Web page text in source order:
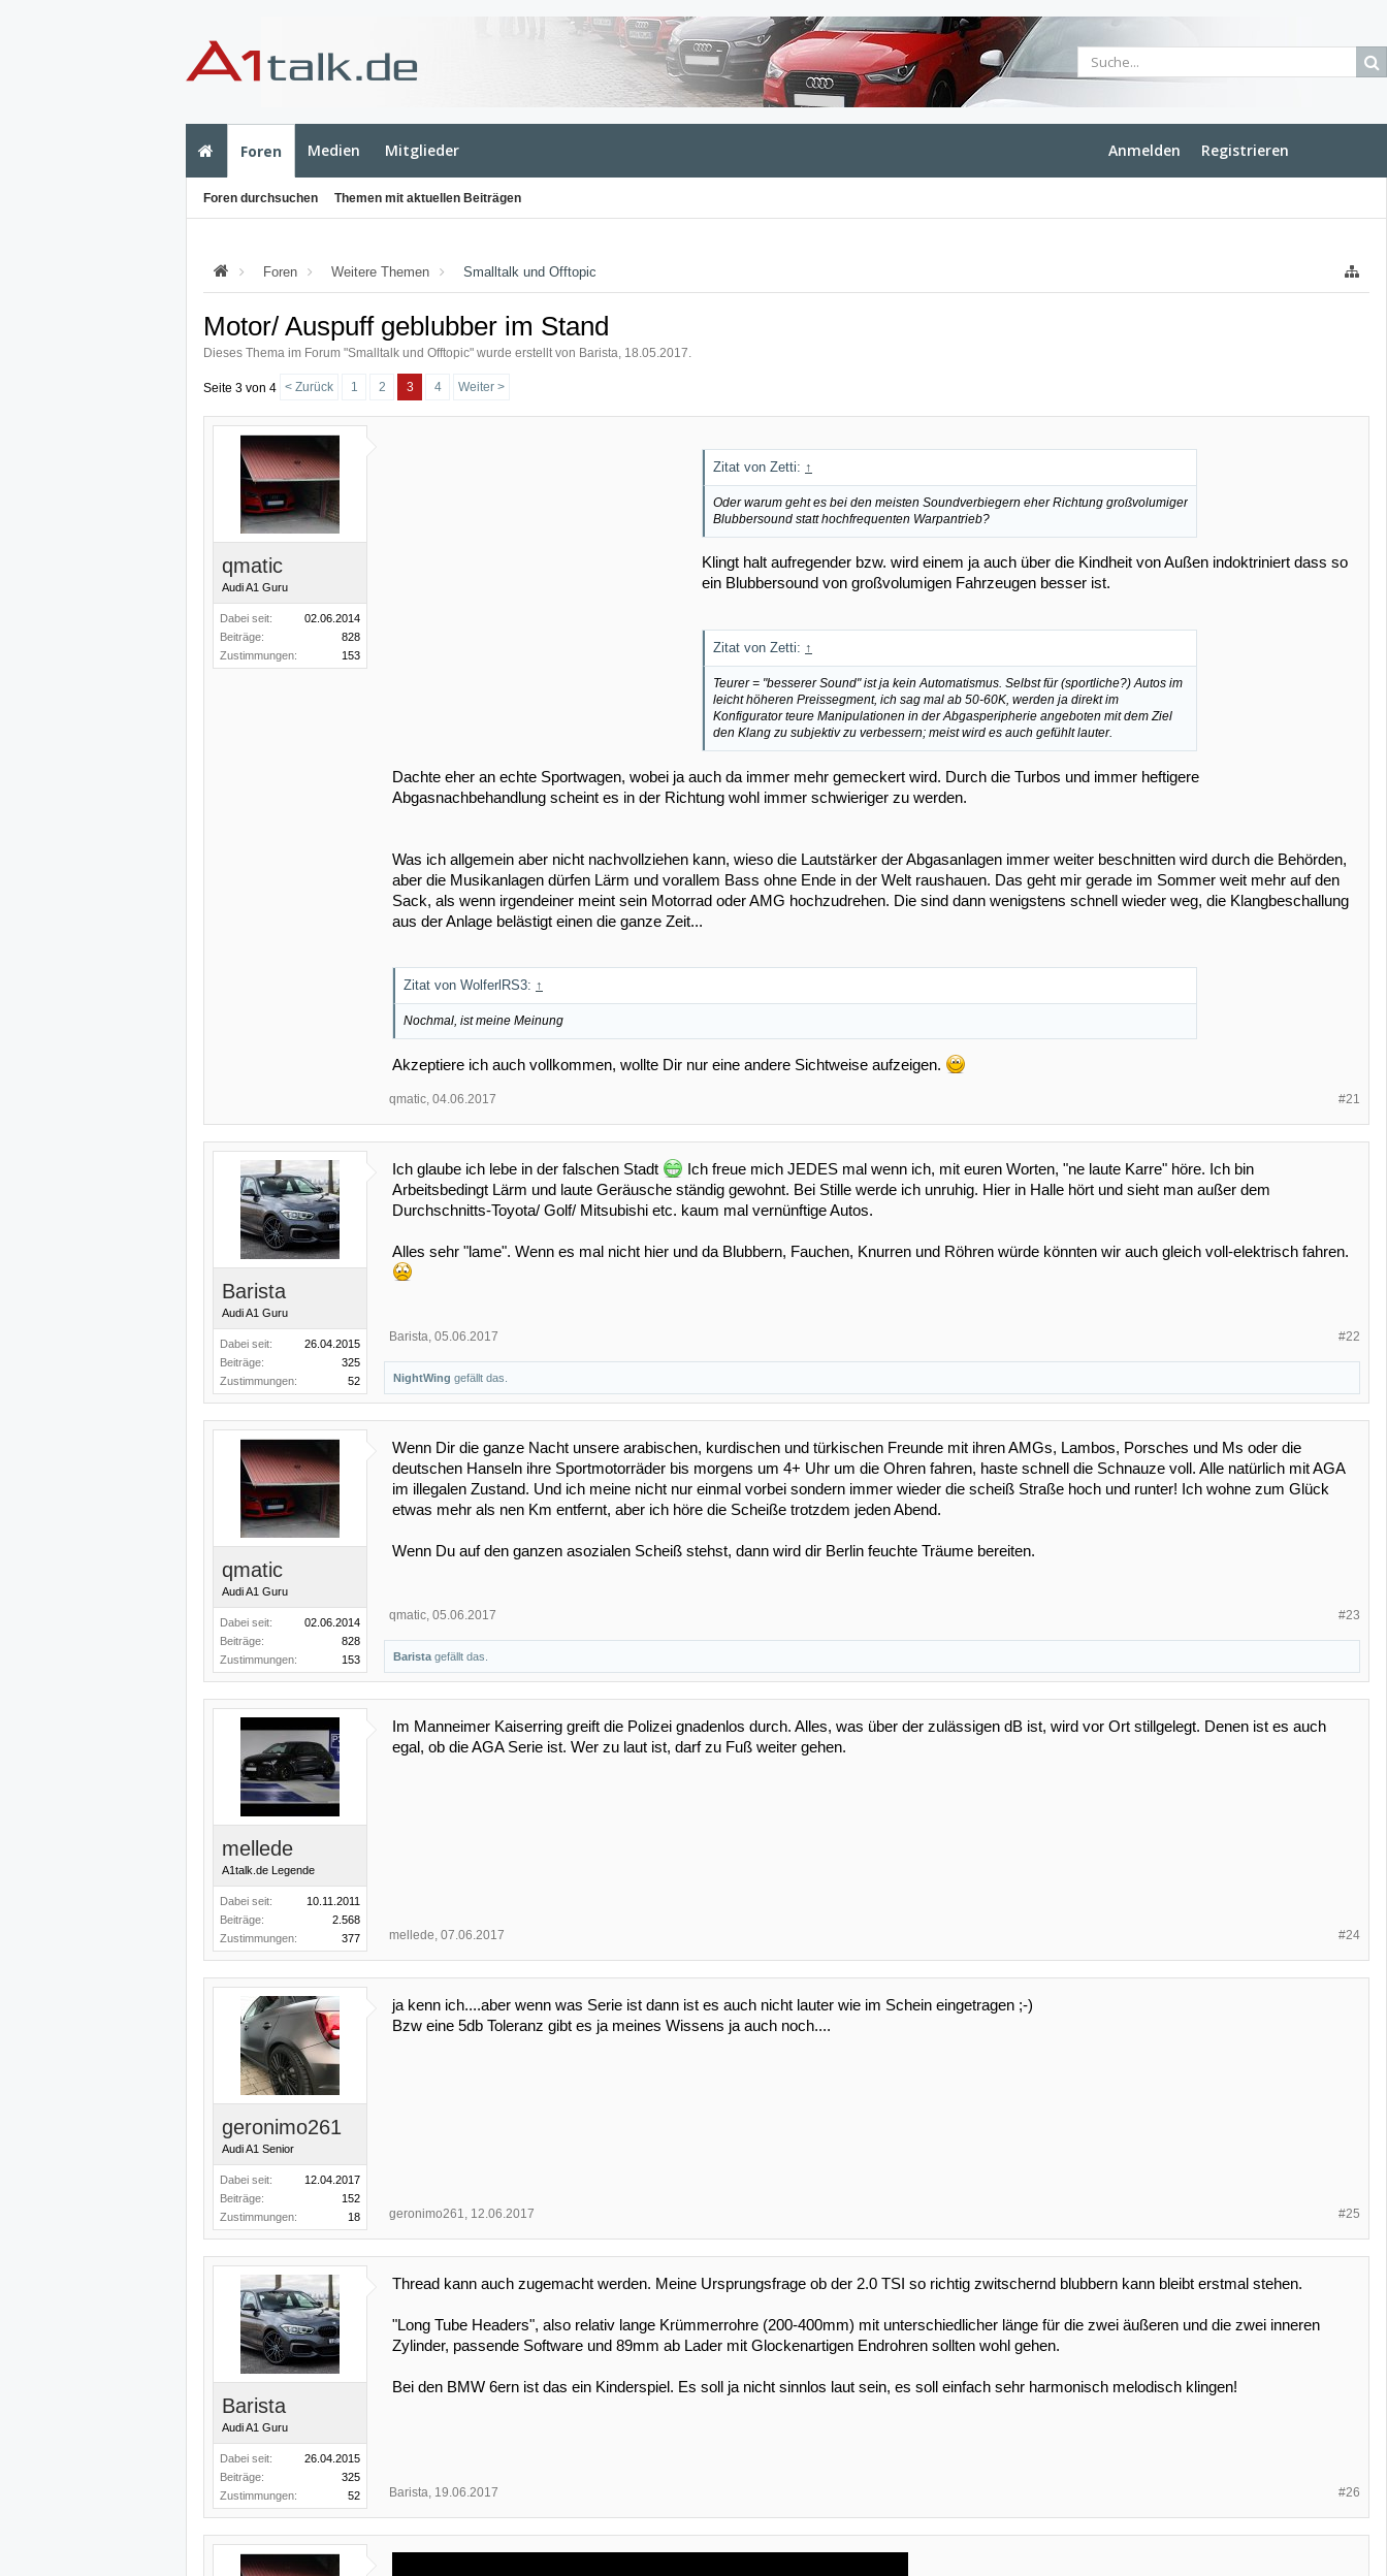
Foren
Foren durchsuchen Themen mit aktuellen Beiträgen
Medien Mitglieder Anmelden Registrieren
Foren Weitere Themen Smalltalk und Offtopic
Motor/ Auspuff geblubber im Stand
Dieses Thema im Forum "Smalltalk und Offtopic" wurde erstellt von Barista, 18.05.2017.
Seite 3 von 4 < Zurück 1 2 3 4 Weiter >
qmatic
Audi A1 Guru
Dabei seit:
02.06.2014
Beiträge:
828
Zustimmungen:
153
Zitat von Zetti: ↑
Oder warum geht es bei den meisten Soundverbiegern eher Richtung großvolumiger
Blubbersound statt hochfrequenten Warpantrieb?
Klingt halt aufregender bzw. wird einem ja auch über die Kindheit von Außen indoktriniert dass so
ein Blubbersound von großvolumigen Fahrzeugen besser ist.
Zitat von Zetti: ↑
Teurer = "besserer Sound" ist ja kein Automatismus. Selbst für (sportliche?) Autos im
leicht höheren Preissegment, ich sag mal ab 50-60K, werden ja direkt im
Konfigurator teure Manipulationen in der Abgasperipherie angeboten mit dem Ziel
den Klang zu subjektiv zu verbessern; meist wird es auch gefühlt lauter.
Dachte eher an echte Sportwagen, wobei ja auch da immer mehr gemeckert wird. Durch die Turbos und immer heftigere
Abgasnachbehandlung scheint es in der Richtung wohl immer schwieriger zu werden.
Was ich allgemein aber nicht nachvollziehen kann, wieso die Lautstärker der Abgasanlagen immer weiter beschnitten wird durch die Behörden,
aber die Musikanlagen dürfen Lärm und vorallem Bass ohne Ende in der Welt raushauen. Das geht mir gerade im Sommer weit mehr auf den
Sack, als wenn irgendeiner meint sein Motorrad oder AMG hochzudrehen. Die sind dann wenigstens schnell wieder weg, die Klangbeschallung
aus der Anlage belästigt einen die ganze Zeit...
Zitat von WolferlRS3: ↑
Nochmal, ist meine Meinung
Akzeptiere ich auch vollkommen, wollte Dir nur eine andere Sichtweise aufzeigen.
#21
qmatic, 04.06.2017
Barista
Audi A1 Guru
Dabei seit:
26.04.2015
Beiträge:
325
Zustimmungen:
52
Ich glaube ich lebe in der falschen Stadt
Ich freue mich JEDES mal wenn ich, mit euren Worten, "ne laute Karre" höre. Ich bin
Arbeitsbedingt Lärm und laute Geräusche ständig gewohnt. Bei Stille werde ich unruhig. Hier in Halle hört und sieht man außer dem
Durchschnitts-Toyota/ Golf/ Mitsubishi etc. kaum mal vernünftige Autos.
Alles sehr "lame". Wenn es mal nicht hier und da Blubbern, Fauchen, Knurren und Röhren würde könnten wir auch gleich voll-elektrisch fahren.
#22
Barista, 05.06.2017
NightWing gefällt das.
qmatic
Audi A1 Guru
Dabei seit:
02.06.2014
Beiträge:
828
Zustimmungen:
153
Wenn Dir die ganze Nacht unsere arabischen, kurdischen und türkischen Freunde mit ihren AMGs, Lambos, Porsches und Ms oder die
deutschen Hanseln ihre Sportmotorräder bis morgens um 4+ Uhr um die Ohren fahren, haste schnell die Schnauze voll. Alle natürlich mit AGA
im illegalen Zustand. Und ich meine nicht nur einmal vorbei sondern immer wieder die scheiß Straße hoch und runter! Ich wohne zum Glück
etwas mehr als nen Km entfernt, aber ich höre die Scheiße trotzdem jeden Abend.
Wenn Du auf den ganzen asozialen Scheiß stehst, dann wird dir Berlin feuchte Träume bereiten.
#23
qmatic, 05.06.2017
Barista gefällt das.
mellede
A1talk.de Legende
Dabei seit:
10.11.2011
Beiträge:
2.568
Zustimmungen:
377
Im Manneimer Kaiserring greift die Polizei gnadenlos durch. Alles, was über der zulässigen dB ist, wird vor Ort stillgelegt. Denen ist es auch
egal, ob die AGA Serie ist. Wer zu laut ist, darf zu Fuß weiter gehen.
#24
mellede, 07.06.2017
geronimo261
Audi A1 Senior
Dabei seit:
12.04.2017
Beiträge:
152
Zustimmungen:
18
ja kenn ich....aber wenn was Serie ist dann ist es auch nicht lauter wie im Schein eingetragen ;-)
Bzw eine 5db Toleranz gibt es ja meines Wissens ja auch noch....
#25
geronimo261, 12.06.2017
Barista
Audi A1 Guru
Dabei seit:
26.04.2015
Beiträge:
325
Zustimmungen:
52
Thread kann auch zugemacht werden. Meine Ursprungsfrage ob der 2.0 TSI so richtig zwitschernd blubbern kann bleibt erstmal stehen.
"Long Tube Headers", also relativ lange Krümmerrohre (200-400mm) mit unterschiedlicher länge für die zwei äußeren und die zwei inneren
Zylinder, passende Software und 89mm ab Lader mit Glockenartigen Endrohren sollten wohl gehen.
Bei den BMW 6ern ist das ein Kinderspiel. Es soll ja nicht sinnlos laut sein, es soll einfach sehr harmonisch melodisch klingen!
#26
Barista, 19.06.2017